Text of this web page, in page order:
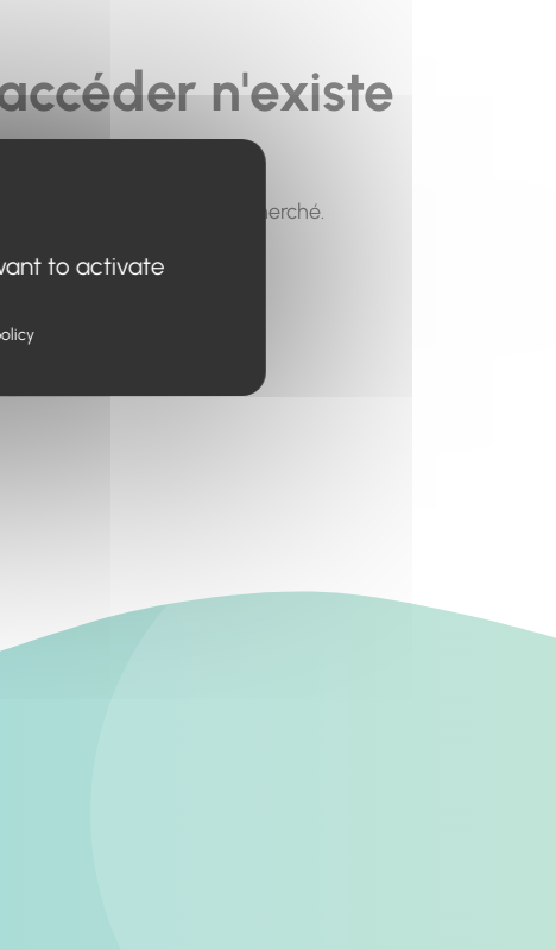
n'existe
trouver le contenu recherché.
to activate